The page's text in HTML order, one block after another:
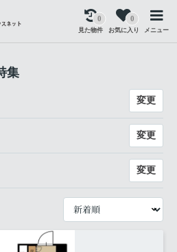
0
見た物件
0
お気に入り メニュー
集
変更
変更
変更